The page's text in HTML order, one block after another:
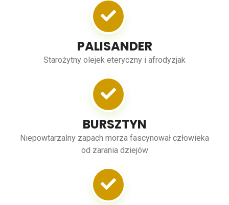
PALISANDER
Starożytny olejek eteryczny i afrodyzjak
BURSZTYN
Niepowtarzalny zapach morza fascynował człowieka
od zarania dziejów